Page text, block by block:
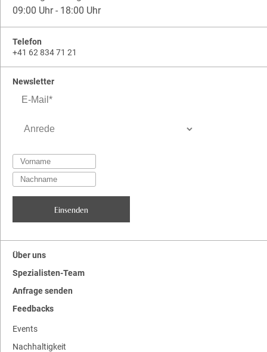
09:00 Uhr - 18:00 Uhr
Telefon
+41 62 834 71 21
Newsletter
Über uns
Spezialisten-Team
Anfrage senden
Feedbacks
Events
Nachhaltigkeit